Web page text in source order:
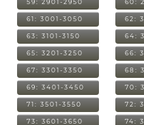
59: 2901-2950 60:
61: 3001-3050 62:
63: 3101-3150 64:
65: 3201-3250 66:
67: 3301-3350 68:
69: 3401-3450 70:
71: 3501-3550 72:
73: 3601-3650 74: